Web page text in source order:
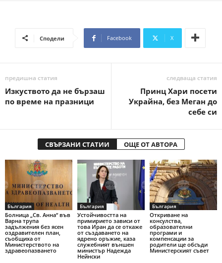
Сподели Facebook X
предишна статия
Изкуството да не бързаш
по време на празници
следваща статия
Принц Хари посети
Украйна, без Меган до
себе си
СВЪРЗАНИ СТАТИИ ОЩЕ ОТ АВТОРА
България
Болница „Св. Анна“ във
Варна трупа
задължения без ясен
оздравителен план,
съобщиха от
Министерството на
здравеопазването
България
Устойчивостта на
примирието зависи от
това Иран да се откаже
от създаването на
ядрено оръжие, каза
служебният външен
министър Надежда
Нейнски
България
Откриване на
консулства,
образователни
програми и
компенсации за
родители ще обсъди
Министерският съвет